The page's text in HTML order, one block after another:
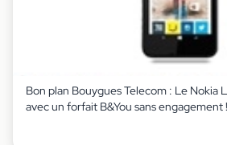
Bon plan Bouygues Telecom : Le Nokia
avec un forfait B&You sans engagement !